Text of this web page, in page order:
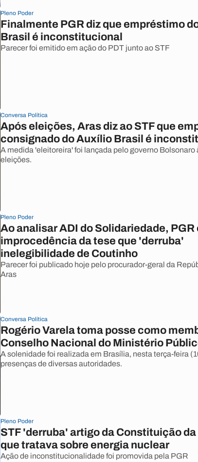
Pleno Poder
Finalmente PGR diz que empréstimo
Brasil é inconstitucional
Parecer foi emitido em ação do PDT junto ao STF
Conversa Política
Após eleições, Aras diz ao STF que
consignado do Auxílio Brasil é
A medida 'eleitoreira' foi lançada pelo governo Bolsonaro
eleições.
Pleno Poder
Ao analisar ADI do Solidariedade, PGR
improcedência da tese que 'derruba'
inelegibilidade de Coutinho
Parecer foi publicado hoje pelo procurador-geral da
Aras
Conversa Política
Rogério Varela toma posse como
Conselho Nacional do Ministério
A solenidade foi realizada em Brasília, nesta terça-feira
presenças de diversas autoridades.
Pleno Poder
STF 'derruba' artigo da Constituição
que tratava sobre energia nuclear
Ação de inconstitucionalidade foi promovida pela PGR